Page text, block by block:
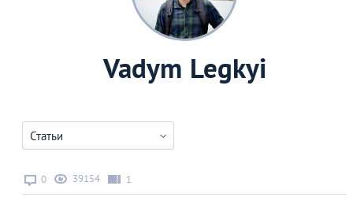
Vadym Legkyi
Статьи
0 39154 1